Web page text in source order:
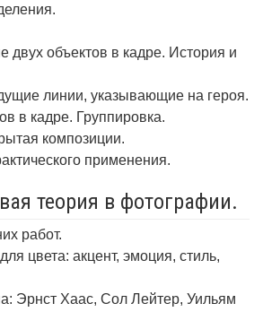
двух объектов в кадре. История и
линии, указывающие на героя.
в кадре. Группировка.
композиции.
применения.
теория в фотографии.
работ.
цвета: акцент, эмоция, стиль,
Эрнст Хаас, Сол Лейтер, Уильям